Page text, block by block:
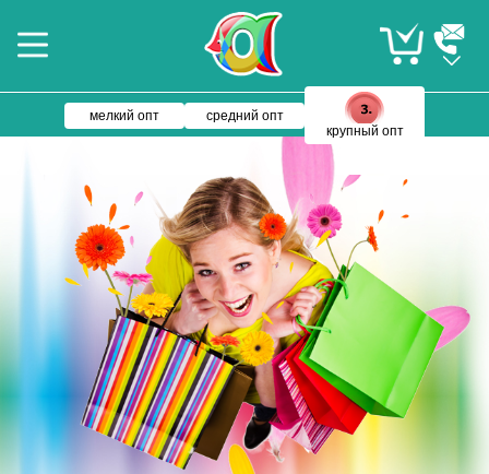
мелкий опт
средний опт
крупный опт